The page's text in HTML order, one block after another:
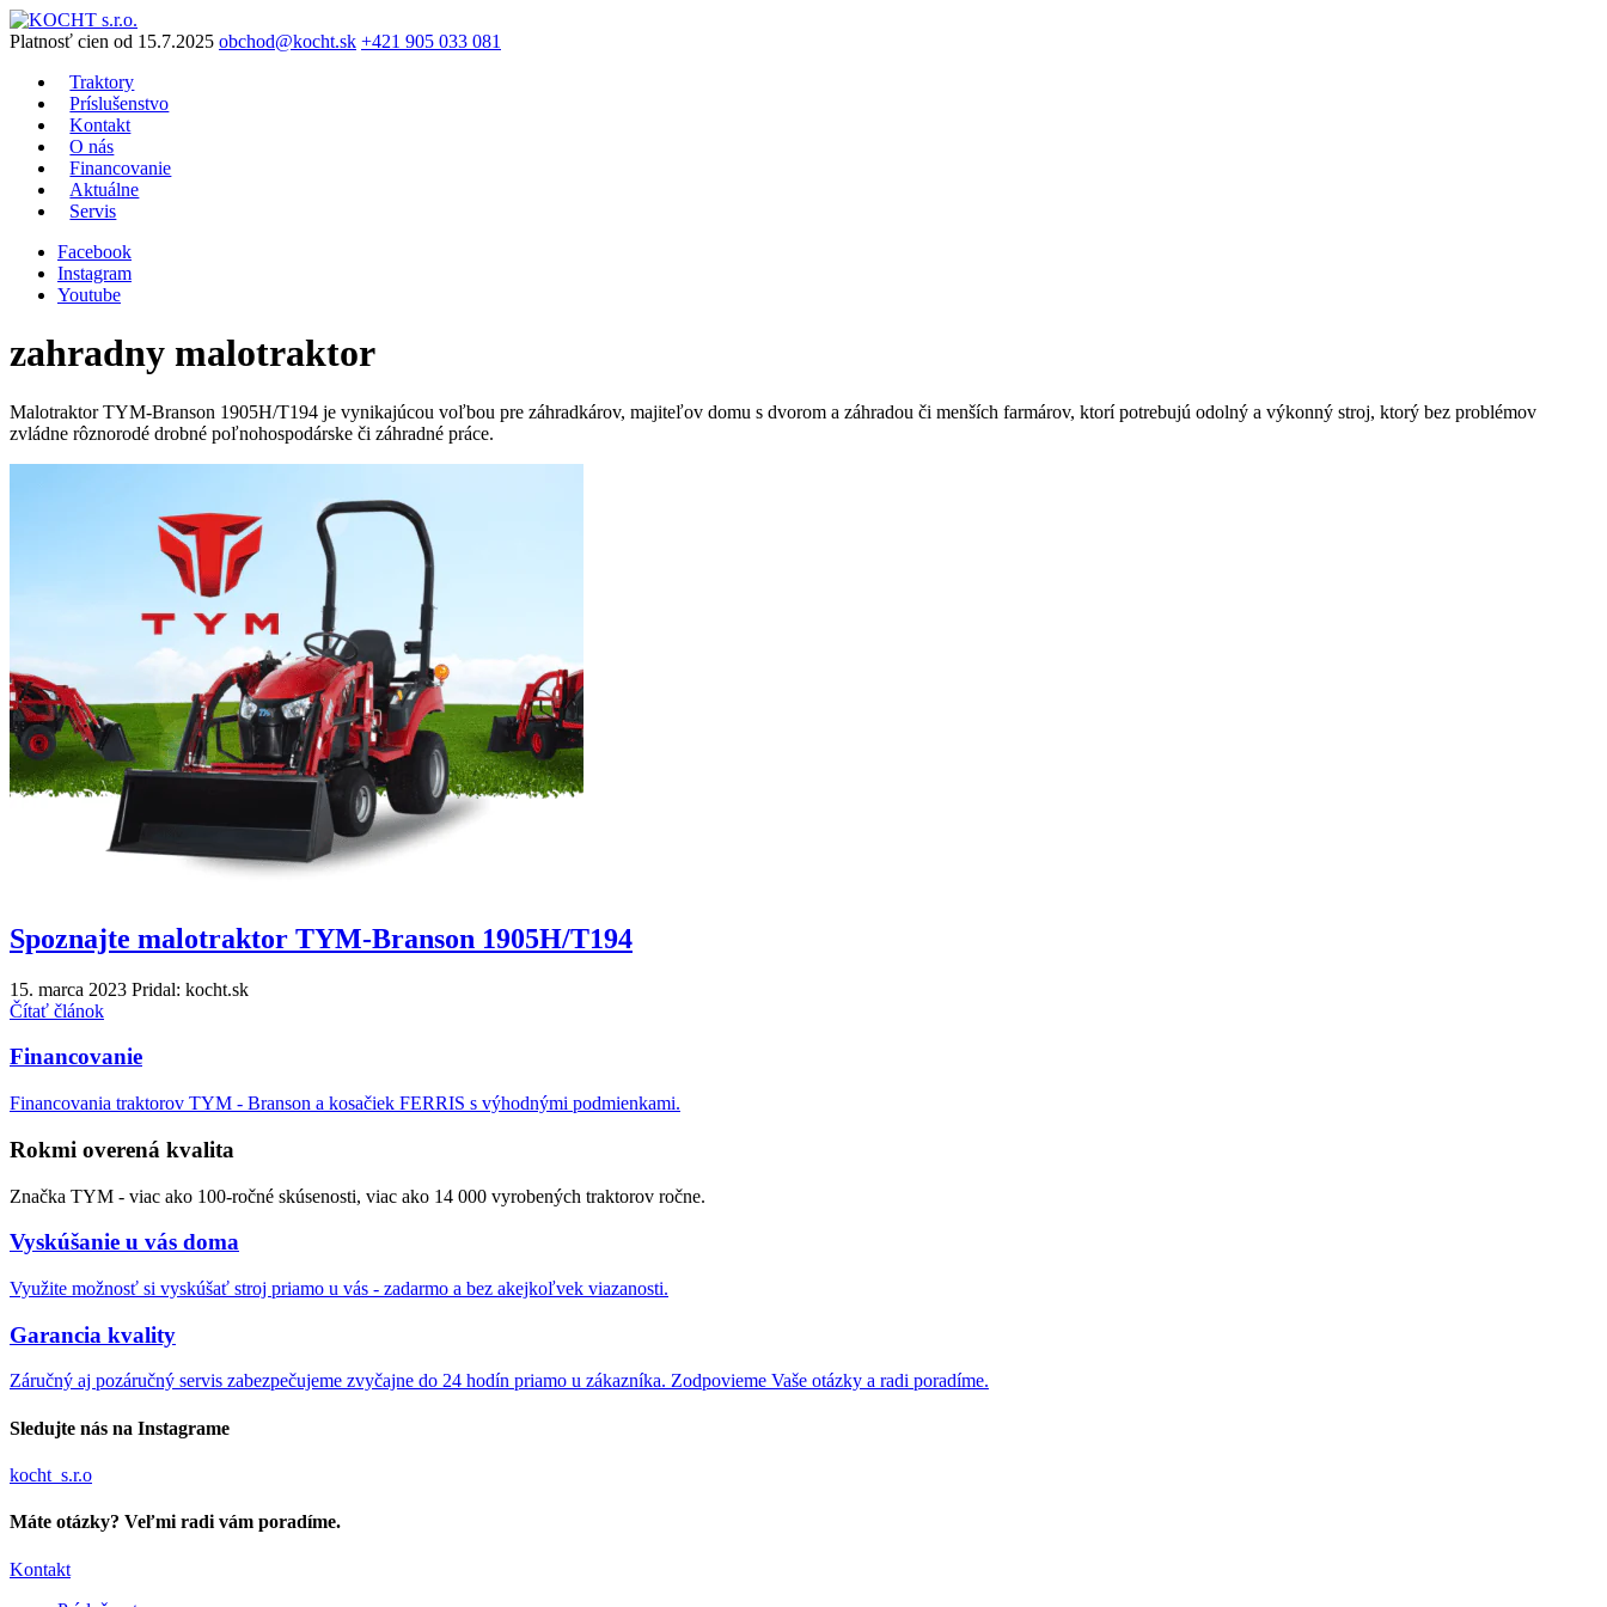
Preskočiť
na
Platnosť cien od 15.7.2025 obchod@kocht.sk +421 905 033 081
Traktory
Príslušenstvo
Kontakt
O nás
Financovanie
Aktuálne
Servis
Facebook
Instagram
Youtube
zahradny malotraktor
Malotraktor TYM-Branson 1905H/T194 je vynikajúcou voľbou pre záhradkárov, majiteľov domu s dvorom a záhradou či menších farmárov, ktorí potrebujú odolný a výkonný stroj, ktorý bez problémov
zvládne rôznorodé drobné poľnohospodárske či záhradné práce.
Spoznajte malotraktor TYM-Branson 1905H/T194
15. marca 2023 Pridal: kocht.sk
Čítať článok
Financovanie
Financovania traktorov TYM - Branson a kosačiek FERRIS s výhodnými podmienkami.
Rokmi overená kvalita
Značka TYM - viac ako 100-ročné skúsenosti, viac ako 14 000 vyrobených traktorov ročne.
Vyskúšanie u vás doma
Využite možnosť si vyskúšať stroj priamo u vás - zadarmo a bez akejkoľvek viazanosti.
Garancia kvality
Záručný aj pozáručný servis zabezpečujeme zvyčajne do 24 hodín priamo u zákazníka. Zodpovieme Vaše otázky a radi poradíme.
Sledujte nás na Instagrame
kocht_s.r.o
Máte otázky? Veľmi radi vám poradíme.
Kontakt